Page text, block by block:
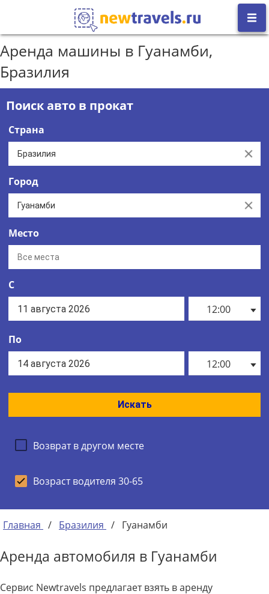
Аренда машины в Гуанамби,
Бразилия
Поиск авто в прокат
Страна
Clear
Город
Clear
Место
С
12:00
По
12:00
Искать
Возврат в другом месте
Возраст водителя 30-65
Главная / Бразилия / Гуанамби
Аренда автомобиля в Гуанамби
Сервис Newtravels предлагает взять в аренду